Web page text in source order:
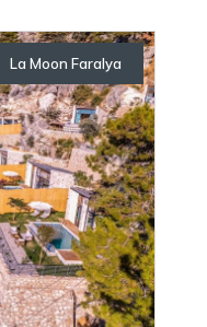
Otellerimiz
La Moon Faralya